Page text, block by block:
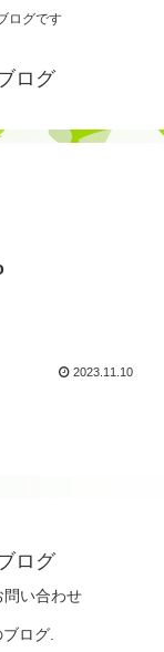
ログです
ログ
2023.11.10
ログ
問い合わせ
ログ.